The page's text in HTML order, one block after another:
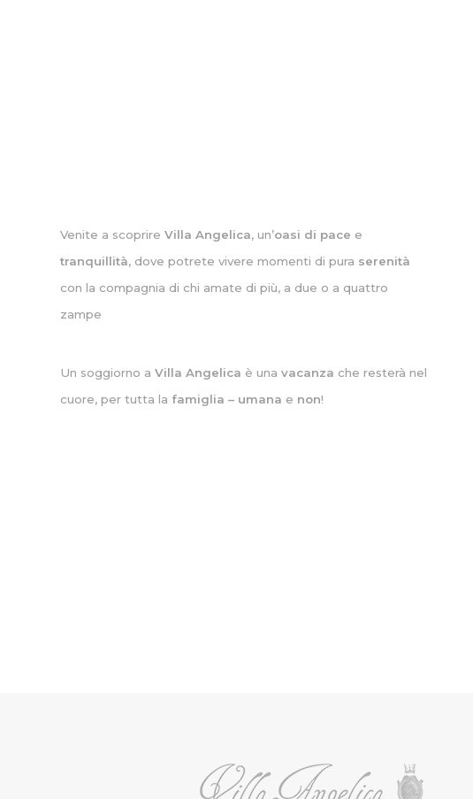
Venite a scoprireVilla Angelica, un’oasi di pace e
tranquillità, dove potrete vivere momenti di pura serenità
con la compagnia di chi amate di più, a due o a quattro
zampe
Un soggiorno aVilla Angelica è unavacanza che resterà nel
cuore, per tutta la famiglia – umana e non!